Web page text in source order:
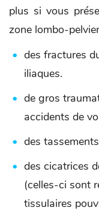
plus si vous
zone lombo-
des fractures
iliaques.
de gros
accidents de
des
des cicatrices
(celles-ci sont
tissulaires